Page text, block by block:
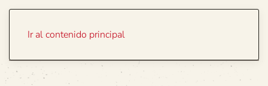
Ir al contenido principal